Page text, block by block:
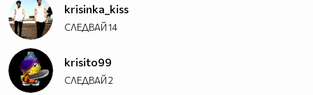
krisinka_kiss
СЛЕДВАЙ14
krisito99
СЛЕДВАЙ2